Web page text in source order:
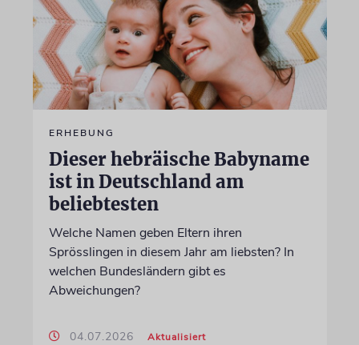
ERHEBUNG
Dieser hebräische Babyname
ist in Deutschland am
beliebtesten
Welche Namen geben Eltern ihren
Sprösslingen in diesem Jahr am liebsten? In
welchen Bundesländern gibt es
Abweichungen?
04.07.2026 Aktualisiert